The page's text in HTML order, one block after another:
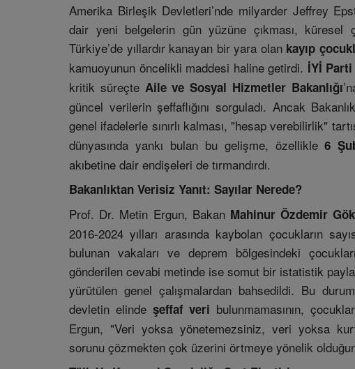
Amerika Birleşik Devletleri’nde milyarder Jeffrey
dair yeni belgelerin gün yüzüne çıkması,
Türkiye’de yıllardır kanayan bir yara olan kayıp
kamuoyunun öncelikli maddesi haline getirdi. İYİ
kritik süreçte Aile ve Sosyal Hizmetler Bakanlığı
güncel verilerin şeffaflığını sorguladı. Ancak
genel ifadelerle sınırlı kalması, "hesap verebilirlik"
dünyasında yankı bulan bu gelişme, özellikle6
akıbetine dair endişeleri de tırmandırdı.
Bakanlıktan Verisiz Yanıt: Sayılar Nerede?
Prof. Dr. Metin Ergun, Bakan Mahinur Özdemir
2016-2024 yılları arasında kaybolan çocukların
bulunan vakaları ve deprem bölgesindeki
gönderilen cevabi metinde ise somut bir istatistik
yürütülen genel çalışmalardan bahsedildi. Bu
devletin elinde şeffaf veri bulunmamasının,
Ergun, "Veri yoksa yönetemezsiniz, veri yoksa
sorunu çözmekten çok üzerini örtmeye yönelik